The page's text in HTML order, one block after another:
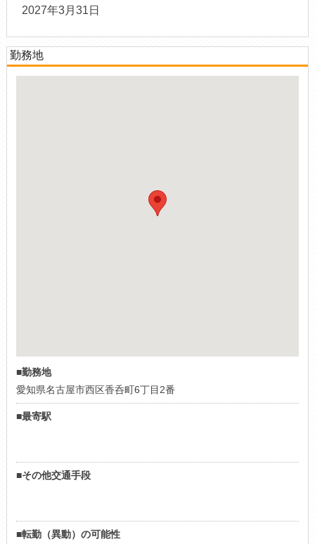
2027年3月31日
勤務地
■勤務地
愛知県名古屋市西区香呑町6丁目2番
■最寄駅
■その他交通手段
■転勤（異動）の可能性